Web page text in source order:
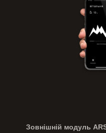
Зовнішній модуль